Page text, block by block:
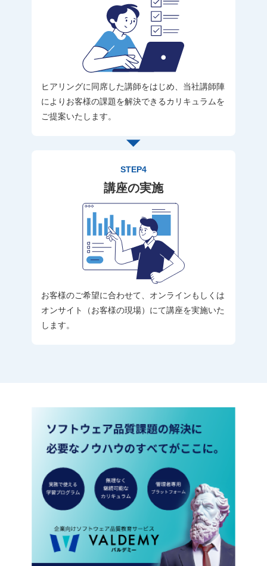
ヒアリングに同席した講師をはじめ、当社講師陣
によりお客様の課題を解決できるカリキュラムを
ご提案いたします。
STEP4
講座の実施
お客様のご希望に合わせて、オンラインもしくは
オンサイト（お客様の現場）にて講座を実施いた
します。